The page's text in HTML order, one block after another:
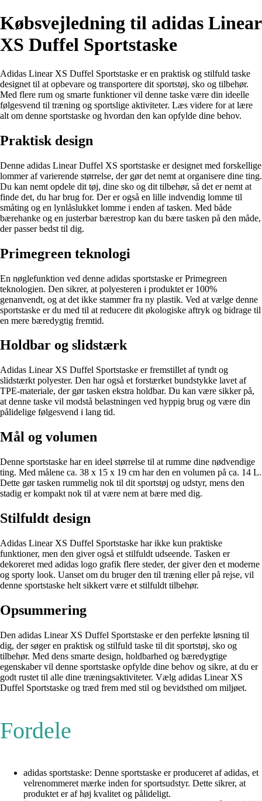
Købsvejledning til adidas Linear
XS Duffel Sportstaske
Adidas Linear XS Duffel Sportstaske er en praktisk og stilfuld taske
designet til at opbevare og transportere dit sportstøj, sko og tilbehør.
Med flere rum og smarte funktioner vil denne taske være din ideelle
følgesvend til træning og sportslige aktiviteter. Læs videre for at lære
alt om denne sportstaske og hvordan den kan opfylde dine behov.
Praktisk design
Denne adidas Linear Duffel XS sportstaske er designet med forskellige
lommer af varierende størrelse, der gør det nemt at organisere dine ting.
Du kan nemt opdele dit tøj, dine sko og dit tilbehør, så det er nemt at
finde det, du har brug for. Der er også en lille indvendig lomme til
småting og en lynlåslukket lomme i enden af ​​tasken. Med både
bærehanke og en justerbar bærestrop kan du bære tasken på den måde,
der passer bedst til dig.
Primegreen teknologi
En nøglefunktion ved denne adidas sportstaske er Primegreen
teknologien. Den sikrer, at polyesteren i produktet er 100%
genanvendt, og at det ikke stammer fra ny plastik. Ved at vælge denne
sportstaske er du med til at reducere dit økologiske aftryk og bidrage til
en mere bæredygtig fremtid.
Holdbar og slidstærk
Adidas Linear XS Duffel Sportstaske er fremstillet af tyndt og
slidstærkt polyester. Den har også et forstærket bundstykke lavet af
TPE-materiale, der gør tasken ekstra holdbar. Du kan være sikker på,
at denne taske vil modstå belastningen ved hyppig brug og være din
pålidelige følgesvend i lang tid.
Mål og volumen
Denne sportstaske har en ideel størrelse til at rumme dine nødvendige
ting. Med målene ca. 38 x 15 x 19 cm har den en volumen på ca. 14 L.
Dette gør tasken rummelig nok til dit sportstøj og udstyr, mens den
stadig er kompakt nok til at være nem at bære med dig.
Stilfuldt design
Adidas Linear XS Duffel Sportstaske har ikke kun praktiske
funktioner, men den giver også et stilfuldt udseende. Tasken er
dekoreret med adidas logo grafik flere steder, der giver den et moderne
og sporty look. Uanset om du bruger den til træning eller på rejse, vil
denne sportstaske helt sikkert være et stilfuldt tilbehør.
Opsummering
Den adidas Linear XS Duffel Sportstaske er den perfekte løsning til
dig, der søger en praktisk og stilfuld taske til dit sportstøj, sko og
tilbehør. Med dens smarte design, holdbarhed og bæredygtige
egenskaber vil denne sportstaske opfylde dine behov og sikre, at du er
godt rustet til alle dine træningsaktiviteter. Vælg adidas Linear XS
Duffel Sportstaske og træd frem med stil og bevidsthed om miljøet.
Fordele
adidas sportstaske: Denne sportstaske er produceret af adidas, et
velrenommeret mærke inden for sportsudstyr. Dette sikrer, at
produktet er af høj kvalitet og pålideligt.